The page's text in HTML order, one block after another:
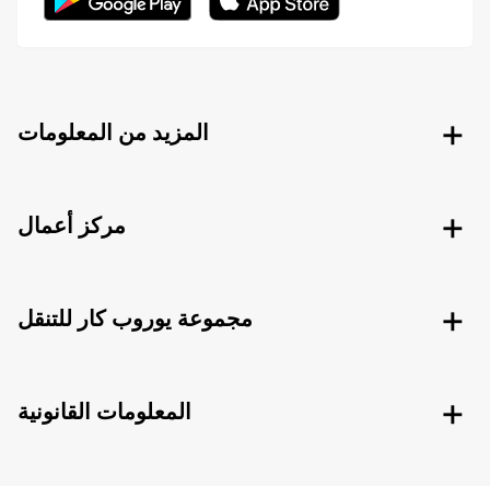
المزيد من المعلومات
مركز أعمال
مجموعة يوروب كار للتنقل
المعلومات القانونية